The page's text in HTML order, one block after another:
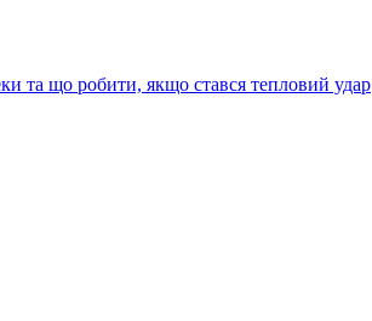
та що робити, якщо стався тепловий удар